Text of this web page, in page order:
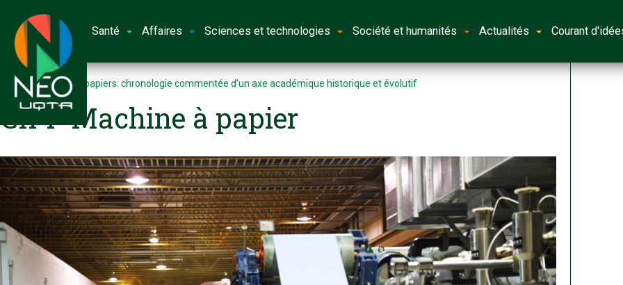
Santé Affaires Sciences et technologies Société et humanités Actualités Courant
Accueil Pâtes et papiers: chronologie commentée d’un axe académique historique et évolutif
CIPP Machine à papier